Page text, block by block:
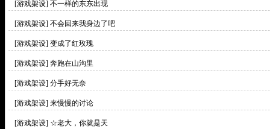
[游戏架设] 不一样的东东出现
[游戏架设] 不会回来我身边了吧
[游戏架设] 变成了红玫瑰
[游戏架设] 奔跑在山沟里
[游戏架设] 分手好无奈
[游戏架设] 来慢慢的讨论
[游戏架设] ☆老大，你就是天